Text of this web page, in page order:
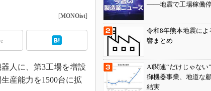
[MONOist]
人に、第3工場を増設
産能力を1500台に拡
――地震で工場稼働
令和8年熊本地震に
響まとめ
AI関連“だけじゃない
御機器事業、地道な
結実